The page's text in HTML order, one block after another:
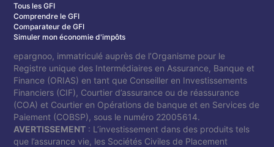
Tous les GFI
Comprendre le GFI
Comparateur de GFI
Simuler mon économie d'impôts
epargnoo, immatriculé auprès de l’Organisme pour le
Registre unique des Intermédiaires en Assurance, Banque et
Finance (ORIAS) en tant que Conseiller en Investissements
Financiers (CIF), Courtier d’assurance ou de réassurance
(COA) et Courtier en Opérations de banque et en Services de
Paiement (COBSP), sous le numéro 22005614.
AVERTISSEMENT : L’investissement dans des produits tels
que l’assurance vie, les Sociétés Civiles de Placement